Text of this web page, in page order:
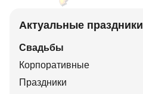
Актуальные праздники
Свадьбы
Корпоративные
Праздники